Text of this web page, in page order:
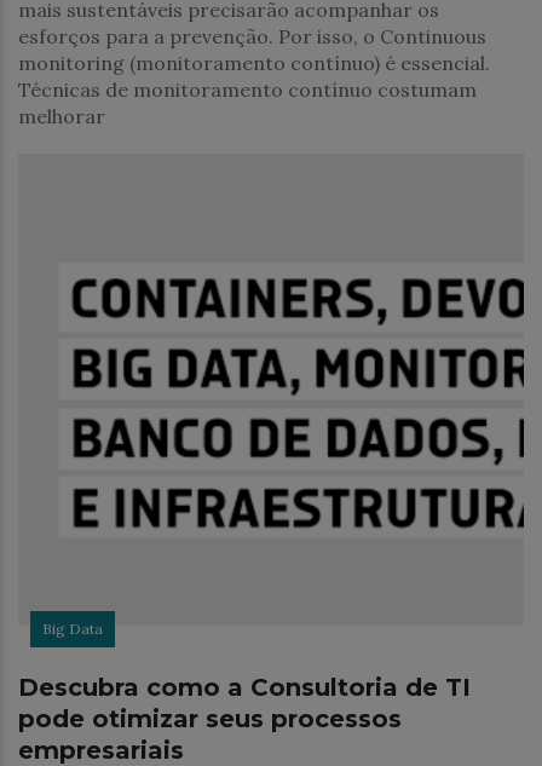
mais sustentáveis precisarão acompanhar os
esforços para a prevenção. Por isso, o Continuous
monitoring (monitoramento contínuo) é essencial.
Técnicas de monitoramento contínuo costumam
melhorar
Big Data
Descubra como a Consultoria de TI
pode otimizar seus processos
empresariais